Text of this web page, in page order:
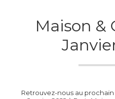
Maison &
Retrouvez-nous au